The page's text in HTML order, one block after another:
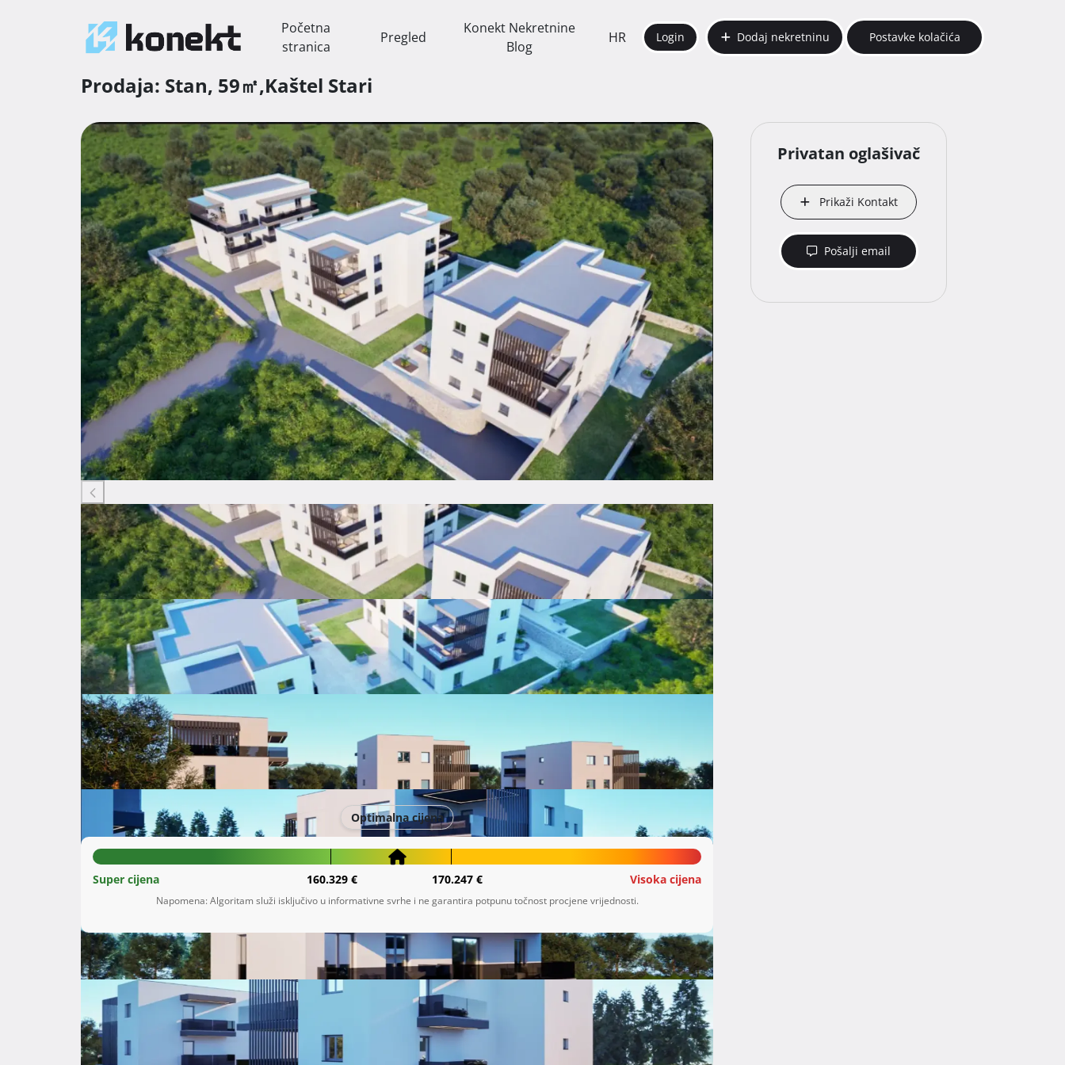
Početna
stranica
Pregled
Konekt Nekretnine
Blog
HR Login Dodaj nekretninu Postavke kolačića
Prodaja: Stan, 59㎡,Kaštel Stari
Šifra oglasa: 25510680
Kaštel Stari
Splitsko-dalmatinska županija
163.772 €
Optimalna cijena
Super cijena 160.329 € 170.247 € Visoka cijena
Napomena: Algoritam služi isključivo u informativne svrhe i ne garantira potpunu točnost procjene vrijednosti.
Opis
II, poznatije kao Kaštelanska magistrala, nudimo na prodaju nove stambene i poslovne jedinice, u dvije
dvojne i jednoj samostojećoj zgradi. Ovaj projekt je idealan za sve koji traže moderno i kvalitetno
stambeno rješenje, u blizini svih sadržaja potrebnih za život.
Privatan oglašivač
Prikaži Kontakt
Pošalji email